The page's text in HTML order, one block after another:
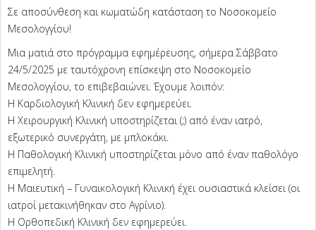
Σε αποσύνθεση και κωματώδη κατάσταση το Νοσοκομείο
Μεσολογγίου!
Μια ματιά στο πρόγραμμα εφημέρευσης, σήμερα Σάββατο
24/5/2025 με ταυτόχρονη επίσκεψη στο Νοσοκομείο
Μεσολογγίου, το επιβεβαιώνει. Έχουμε λοιπόν:
Η Καρδιολογική Κλινική δεν εφημερεύει.
Η Χειρουργική Κλινική υποστηρίζεται (;) από έναν ιατρό,
εξωτερικό συνεργάτη, με μπλοκάκι.
Η Παθολογική Κλινική υποστηρίζεται μόνο από έναν παθολόγο
επιμελητή.
Η Μαιευτική – Γυναικολογική Κλινική έχει ουσιαστικά κλείσει (οι
ιατροί μετακινήθηκαν στο Αγρίνιο).
Η Ορθοπεδική Κλινική δεν εφημερεύει.